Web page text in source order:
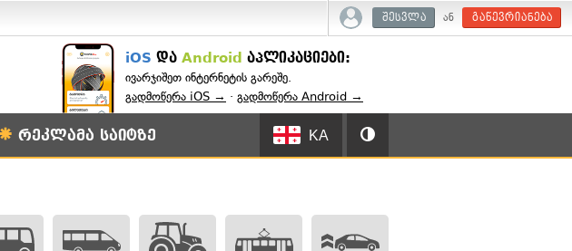
შესვლა ან გაწევრიანება
iOS და Android აპლიკაციები:
ივარჯიშეთ ინტერნეტის გარეშე.
გადმოწერა iOS → · გადმოწერა Android →
რეკლამა საიტზე KA